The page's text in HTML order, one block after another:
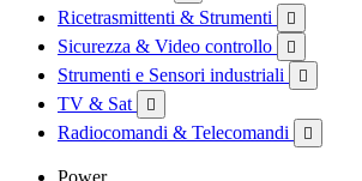
Ricetrasmittenti & Strumenti 
Sicurezza & Video controllo 
Strumenti e Sensori industriali 
TV & Sat 
Radiocomandi & Telecomandi 
Power